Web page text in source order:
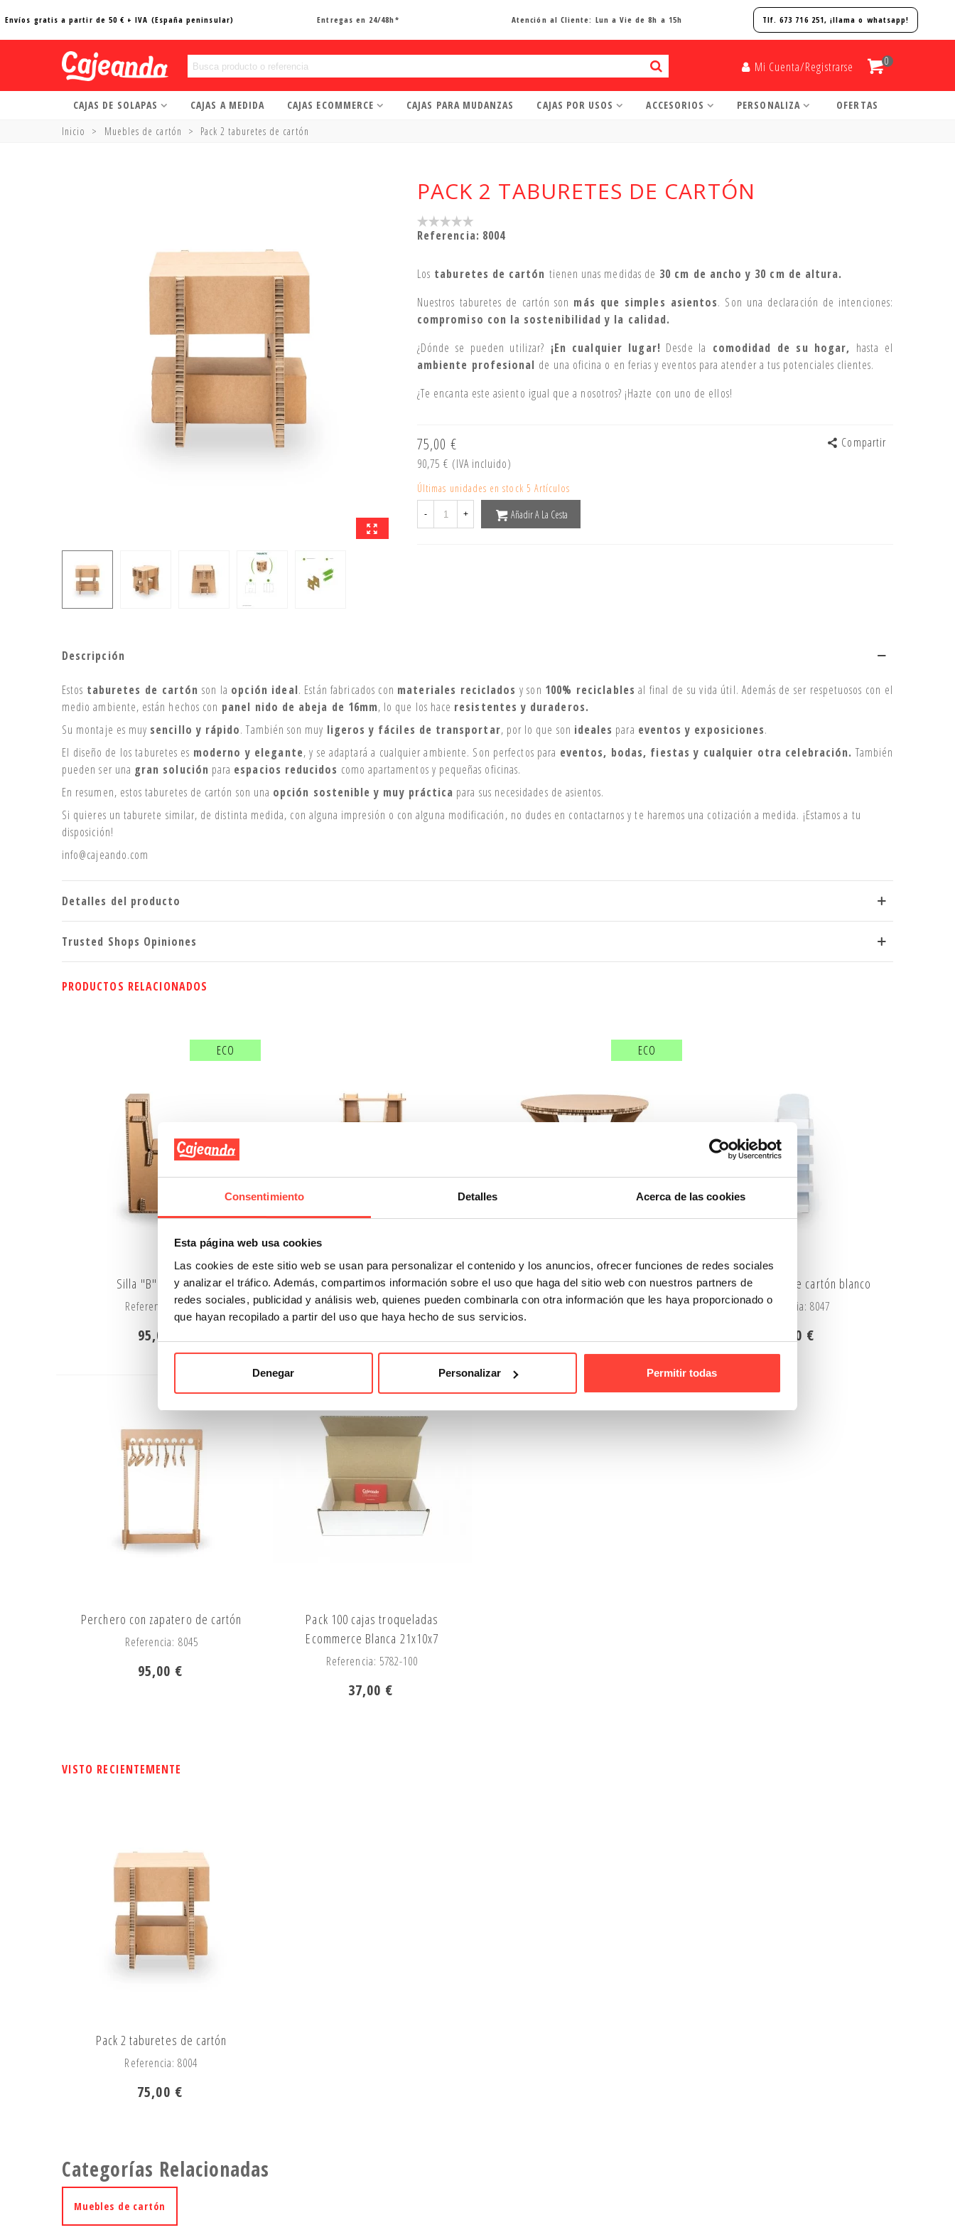
Consentimiento Detalles Acerca de las cookies
Esta página web usa cookies
Las cookies de este sitio web se usan para personalizar el contenido y los anuncios, ofrecer funciones de redes sociales
y analizar el tráfico. Además, compartimos información sobre el uso que haga del sitio web con nuestros partners de
redes sociales, publicidad y análisis web, quienes pueden combinarla con otra información que les haya proporcionado o
que hayan recopilado a partir del uso que haya hecho de sus servicios.
Denegar Personalizar Permitir todas
Envíos gratis a partir de 50 € + IVA (España peninsular) Entregas en 24/48h* Atención al Cliente: Lun a Vie de 8h a 15h Tlf. 673 716 251, ¡llama o whatsapp!
Mi Cuenta/Registrarse 0
CAJAS DE SOLAPAS CAJAS A MEDIDA CAJAS ECOMMERCE CAJAS PARA MUDANZAS CAJAS POR USOS ACCESORIOS PERSONALIZA
OFERTAS
Inicio
> Muebles de cartón > Pack 2 taburetes de cartón
PACK 2 TABURETES DE CARTÓN
Referencia: 8004
Los taburetes de cartón tienen unas medidas de 30 cm de ancho y 30 cm de altura.
Nuestros taburetes de cartón son más que simples asientos. Son una declaración de intenciones:
compromiso con la sostenibilidad y la calidad.
¿Dónde se pueden utilizar? ¡En cualquier lugar! Desde la comodidad de su hogar, hasta el
ambiente profesional de una oficina o en ferias y eventos para atender a tus potenciales clientes.
¿Te encanta este asiento igual que a nosotros? ¡Hazte con uno de ellos!
75,00 €
90,75 € (IVA incluido)
Compartir
Últimas unidades en stock 5 Artículos
- + Añadir A La Cesta
Descripción
Estos taburetes de cartón son la opción ideal. Están fabricados con materiales reciclados y son 100% reciclables al final de su vida útil. Además de ser respetuosos con el
medio ambiente, están hechos con panel nido de abeja de 16mm, lo que los hace resistentes y duraderos.
Su montaje es muy sencillo y rápido. También son muy ligeros y fáciles de transportar, por lo que son ideales para eventos y exposiciones.
El diseño de los taburetes es moderno y elegante, y se adaptará a cualquier ambiente. Son perfectos para eventos, bodas, fiestas y cualquier otra celebración. También
pueden ser una gran solución para espacios reducidos como apartamentos y pequeñas oficinas.
En resumen, estos taburetes de cartón son una opción sostenible y muy práctica para sus necesidades de asientos.
Si quieres un taburete similar, de distinta medida, con alguna impresión o con alguna modificación, no dudes en contactarnos y te haremos una cotización a medida. ¡Estamos a tu
disposición!
info@cajeando.com
Detalles del producto
Trusted Shops Opiniones
PRODUCTOS RELACIONADOS
ECO
Silla "B" de cartón
Referencia: 8044
95,00 €
Estantería "V" de cartón
Referencia: 8049
ECO
Mesa baja de cartón
Referencia: 8051
Mini expositor de cartón blanco
Referencia: 8047
45,00 €
Perchero con zapatero de cartón
Referencia: 8045
95,00 €
Pack 100 cajas troqueladas
Ecommerce Blanca 21x10x7
Referencia: 5782-100
37,00 €
VISTO RECIENTEMENTE
Pack 2 taburetes de cartón
Referencia: 8004
75,00 €
Categorías Relacionadas
Muebles de cartón